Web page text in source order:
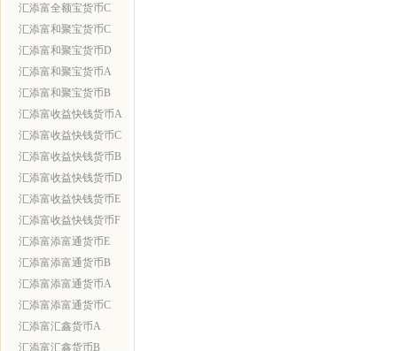
汇添富全额宝货币C
汇添富和聚宝货币C
汇添富和聚宝货币D
汇添富和聚宝货币A
汇添富和聚宝货币B
汇添富收益快钱货币A
汇添富收益快钱货币C
汇添富收益快钱货币B
汇添富收益快钱货币D
汇添富收益快钱货币E
汇添富收益快钱货币F
汇添富添富通货币E
汇添富添富通货币B
汇添富添富通货币A
汇添富添富通货币C
汇添富汇鑫货币A
汇添富汇鑫货币B